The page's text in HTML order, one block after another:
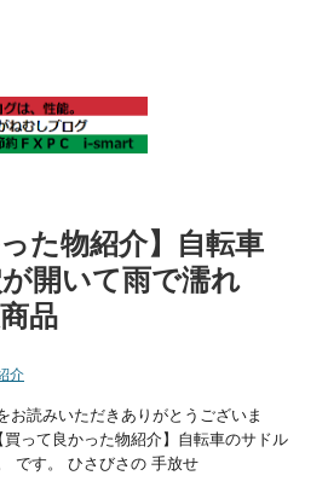
た物紹介】自転車
開いて雨で濡れ
品
介
お読みいただきありがとうございま
って良かった物紹介】自転車のサドル
です。 ひさびさの 手放せ